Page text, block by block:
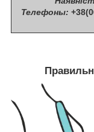
Телефоны: